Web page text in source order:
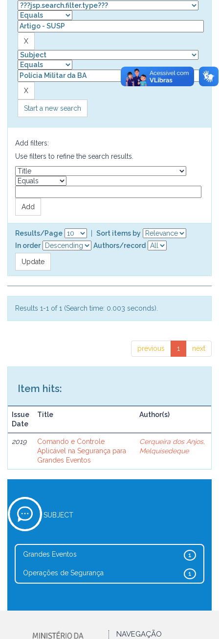
Start a new search
Add filters:
Use filters to refine the search results.
Results/Page
Sort items by
In order
Authors/record
Results 1-1 of 1 (Search time: 0.003 seconds).
previous 1 next
Item hits:
Issue
Date
Title Author(s)
2019
Comando e Controle
Aplicável na Segurança para
Grandes Eventos
Cerqueira dos Anjos,
Melquisedeque
SUBJECT
1
Grandes Eventos
1
Operações de Segurança
NAVEGAÇÃO